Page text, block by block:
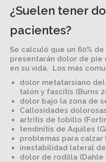
¿Suelen tener
pacientes?
Se calculó que un 60%
presentarán dolor de pie
en su vida. Los más
dolor metatarsiano
talón y fascitis (Burns
dolor bajo la zona de
Callosidades
artritis de tobillo
tendinitis de Aquiles
problemas para calzar
inestabilidad lateral
dolor de rodilla (Dahle